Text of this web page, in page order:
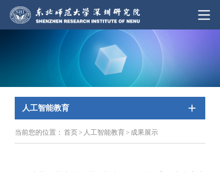
人工智能教育
当前您的位置： 首页> 人工智能教育> 成果展示